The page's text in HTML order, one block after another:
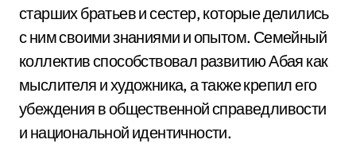
старших братьев и сестер, которые делились
с ним своими знаниями и опытом. Семейный
коллектив способствовал развитию Абая как
мыслителя и художника, а также крепил его
убеждения в общественной справедливости
и национальной идентичности.